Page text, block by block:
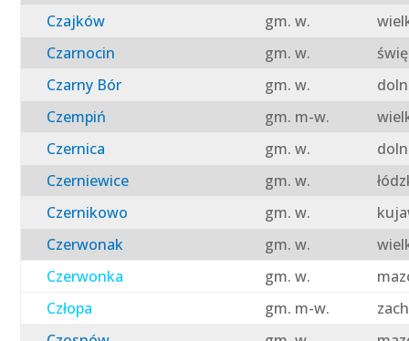
Czajków
gm. w.
Czarnocin
gm. w.
Czarny Bór
gm. w.
Czempiń
gm. m-w.
Czernica
gm. w.
Czerniewice
gm. w.
Czernikowo
gm. w.
Czerwonak
gm. w.
Czerwonka
gm. w.
Człopa
gm. m-w.